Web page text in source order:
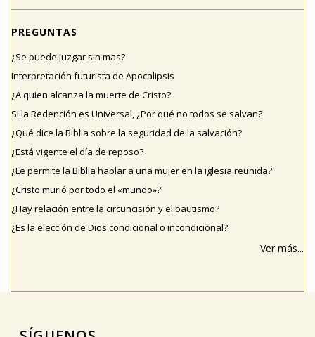
PREGUNTAS
¿Se puede juzgar sin mas?
Interpretación futurista de Apocalipsis
¿A quien alcanza la muerte de Cristo?
Si la Redención es Universal, ¿Por qué no todos se salvan?
¿Qué dice la Biblia sobre la seguridad de la salvación?
¿Está vigente el día de reposo?
¿Le permite la Biblia hablar a una mujer en la iglesia reunida?
¿Cristo murió por todo el «mundo»?
¿Hay relación entre la circuncisión y el bautismo?
¿Es la elección de Dios condicional o incondicional?
Ver más...